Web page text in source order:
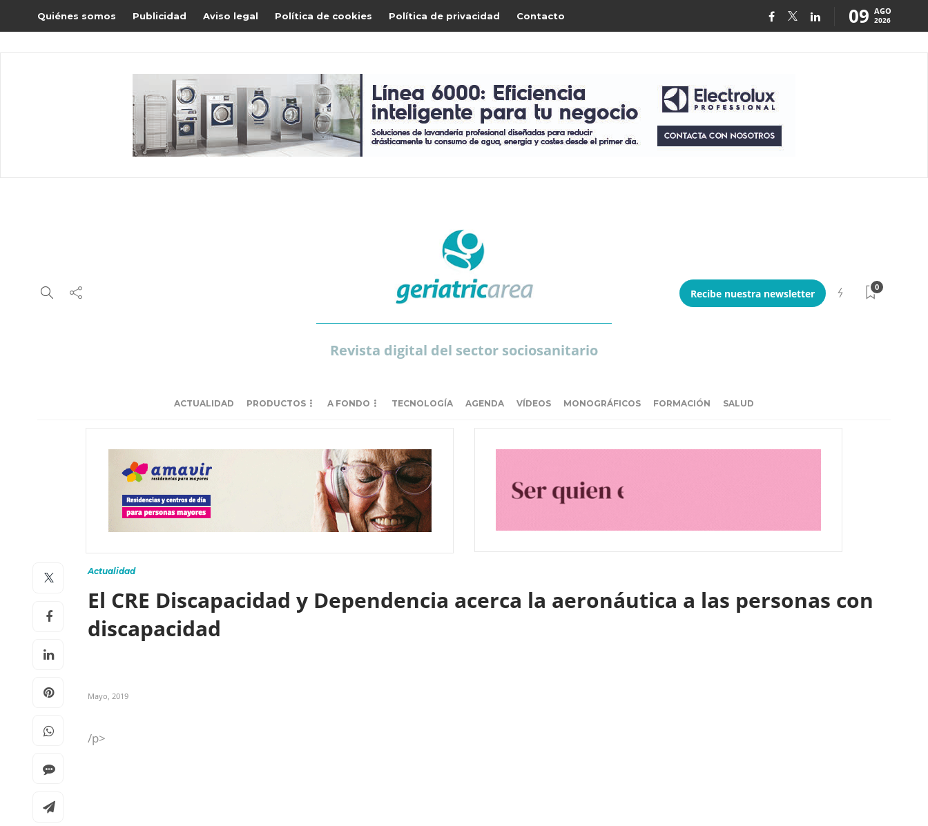
Quiénes somos Publicidad Aviso legal Política de cookies Política de privacidad Contacto 09 AGO
2026
Revista digital del sector sociosanitario
Recibe nuestra newsletter
0
ACTUALIDAD PRODUCTOS A FONDO TECNOLOGÍA AGENDA VÍDEOS MONOGRÁFICOS FORMACIÓN SALUD
Actualidad
El CRE Discapacidad y Dependencia acerca la aeronáutica a las personas con
discapacidad
Mayo, 2019
/p>